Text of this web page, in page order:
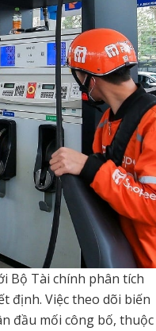
Bộ Tài chính phân tích
định. Việc theo dõi biến
đầu mối công bố, thuộc